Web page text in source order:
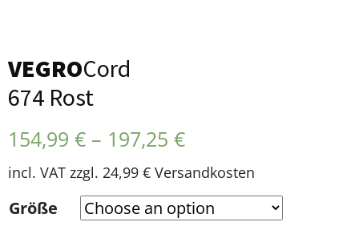
VEGROCord
674 Rost
154,99 € – 197,25 €
incl. VAT zzgl. 24,99 € Versandkosten
Größe